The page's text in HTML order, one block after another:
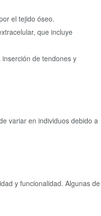
el tejido óseo.
que incluye
de tendones y
variar en individuos debido a
y funcionalidad. Algunas de